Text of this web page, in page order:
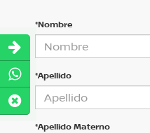
*Nombre
*Apellido
*Apellido Materno